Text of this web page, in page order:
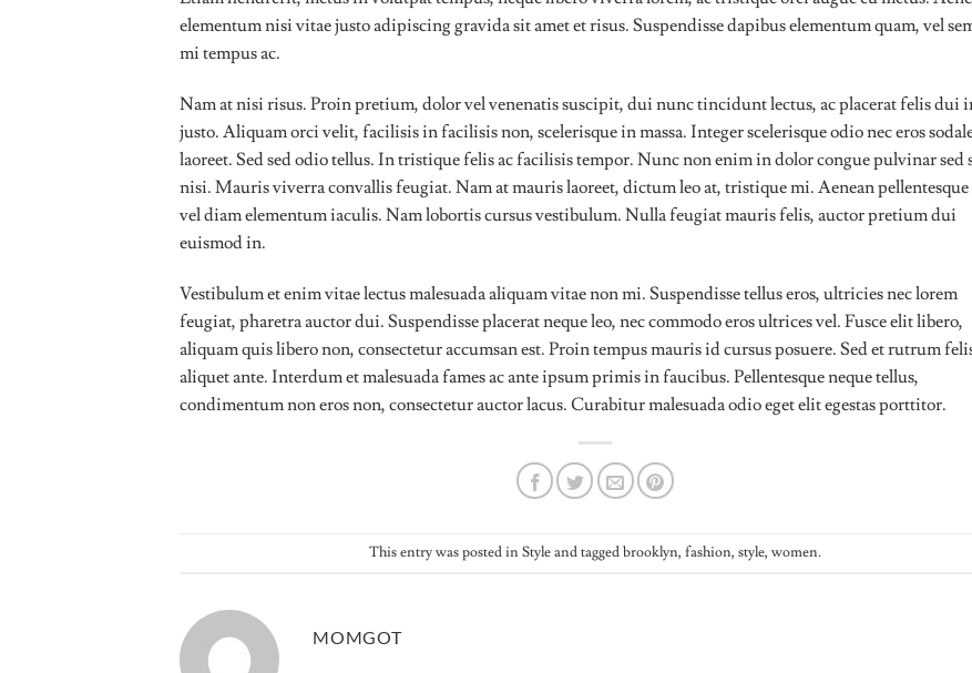
elementum nisi vitae justo adipiscing gravida sit amet et risus. Suspendisse dapibus elementum quam, vel
mi tempus ac.
Nam at nisi risus. Proin pretium, dolor vel venenatis suscipit, dui nunc tincidunt lectus, ac placerat felis dui
justo. Aliquam orci velit, facilisis in facilisis non, scelerisque in massa. Integer scelerisque odio nec eros
laoreet. Sed sed odio tellus. In tristique felis ac facilisis tempor. Nunc non enim in dolor congue pulvinar sed
nisi. Mauris viverra convallis feugiat. Nam at mauris laoreet, dictum leo at, tristique mi. Aenean
vel diam elementum iaculis. Nam lobortis cursus vestibulum. Nulla feugiat mauris felis, auctor pretium dui
euismod in.
Vestibulum et enim vitae lectus malesuada aliquam vitae non mi. Suspendisse tellus eros, ultricies nec lorem
feugiat, pharetra auctor dui. Suspendisse placerat neque leo, nec commodo eros ultrices vel. Fusce elit libero,
aliquam quis libero non, consectetur accumsan est. Proin tempus mauris id cursus posuere. Sed et rutrum
aliquet ante. Interdum et malesuada fames ac ante ipsum primis in faucibus. Pellentesque neque tellus,
condimentum non eros non, consectetur auctor lacus. Curabitur malesuada odio eget elit egestas porttitor.
This entry was posted in Styleand taggedbrooklyn, fashion, style, women.
MOMGOT